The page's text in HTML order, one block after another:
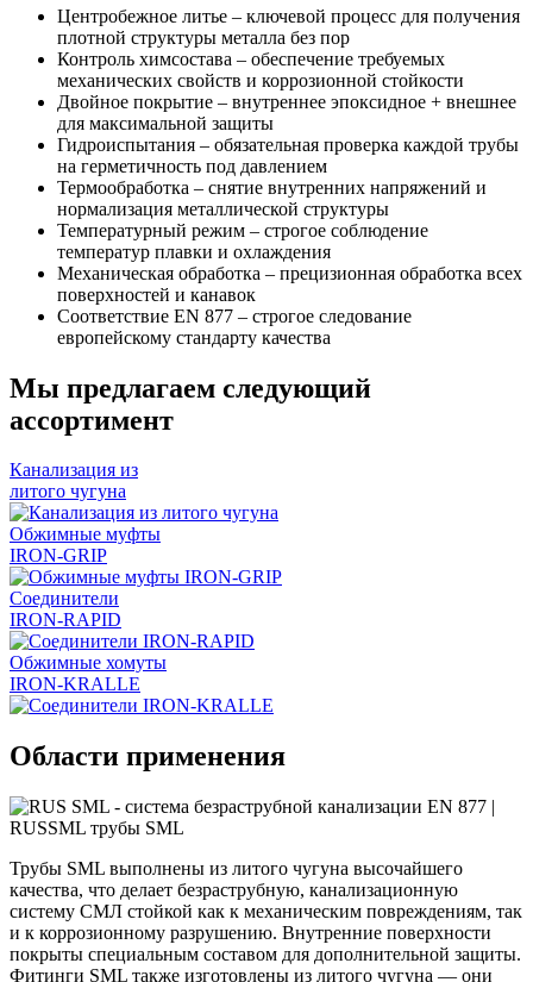
Центробежное литье – ключевой процесс для получения
плотной структуры металла без пор
Контроль химсостава – обеспечение требуемых
механических свойств и коррозионной стойкости
Двойное покрытие – внутреннее эпоксидное + внешнее
для максимальной защиты
Гидроиспытания – обязательная проверка каждой трубы
на герметичность под давлением
Термообработка – снятие внутренних напряжений и
нормализация металлической структуры
Температурный режим – строгое соблюдение
температур плавки и охлаждения
Механическая обработка – прецизионная обработка всех
поверхностей и канавок
Соответствие EN 877 – строгое следование
европейскому стандарту качества
Мы предлагаем следующий
ассортимент
Канализация из
литого чугуна
Обжимные муфты
IRON-GRIP
Соединители
IRON-RAPID
Обжимные хомуты
IRON-KRALLE
Области применения
Трубы SML выполнены из литого чугуна высочайшего
качества, что делает безраструбную, канализационную
систему СМЛ стойкой как к механическим повреждениям, так
и к коррозионному разрушению. Внутренние поверхности
покрыты специальным составом для дополнительной защиты.
Фитинги SML также изготовлены из литого чугуна — они